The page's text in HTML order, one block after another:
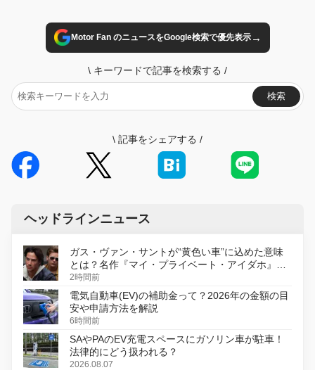
Motor Fan のニュースをGoogle検索で優先表示→
\ キーワードで記事を検索する /
検索
\ 記事をシェアする /
ヘッドラインニュース
ガス・ヴァン・サントが“黄色い車”に込めた意味
とは？名作『マイ・プライベート・アイダホ』が
初のデジタルリマスター版で復活
2時間前
電気自動車(EV)の補助金って？2026年の金額の目
安や申請方法を解説
6時間前
SAやPAのEV充電スペースにガソリン車が駐車！
法律的にどう扱われる？
2026.08.07